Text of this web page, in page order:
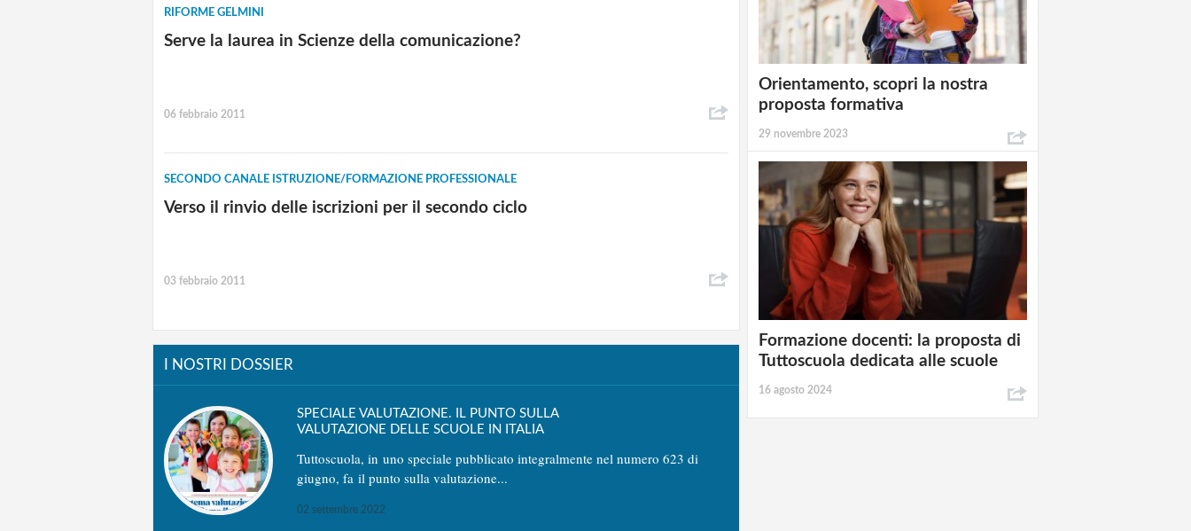
RIFORME GELMINI
Serve la laurea in Scienze della comunicazione?
06 febbraio 2011
SECONDO CANALE ISTRUZIONE/FORMAZIONE PROFESSIONALE
Verso il rinvio delle iscrizioni per il secondo ciclo
03 febbraio 2011
I NOSTRI DOSSIER
SPECIALE VALUTAZIONE. IL PUNTO SULLA
VALUTAZIONE DELLE SCUOLE IN ITALIA
Tuttoscuola, in uno speciale pubblicato integralmente nel numero 623 di
giugno, fa il punto sulla valutazione...
02 settembre 2022
Orientamento, scopri la nostra
proposta formativa
29 novembre 2023
Formazione docenti: la proposta di
Tuttoscuola dedicata alle scuole
16 agosto 2024